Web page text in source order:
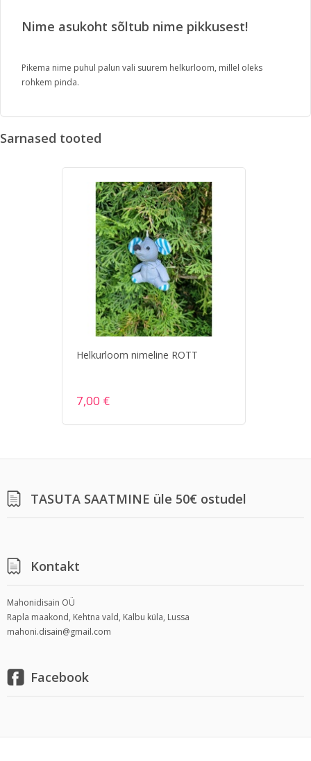
Nime asukoht sõltub nime pikkusest!
Pikema nime puhul palun vali suurem helkurloom, millel oleks
rohkem pinda.
Sarnased tooted
Helkurloom nimeline ROTT
7,00 €
TASUTA SAATMINE üle 50€ ostudel
Kontakt
Mahonidisain OÜ
Rapla maakond, Kehtna vald, Kalbu küla, Lussa
mahoni.disain@gmail.com
Facebook